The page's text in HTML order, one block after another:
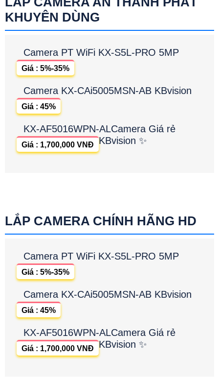
KHUYÊN DÙNG
Camera PT WiFi KX-S5L-PRO 5MP
Giá : 5%-35%
Camera KX-CAi5005MSN-AB KBvision
Giá : 45%
KX-AF5016WPN-ALCamera Giá rẻ
KBvision ✨
Giá : 1,700,000 VNĐ
LẮP CAMERA CHÍNH HÃNG HD
Camera PT WiFi KX-S5L-PRO 5MP
Giá : 5%-35%
Camera KX-CAi5005MSN-AB KBvision
Giá : 45%
KX-AF5016WPN-ALCamera Giá rẻ
KBvision ✨
Giá : 1,700,000 VNĐ